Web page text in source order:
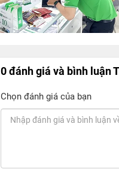
0 đánh giá và bình luận
Chọn đánh giá của bạn